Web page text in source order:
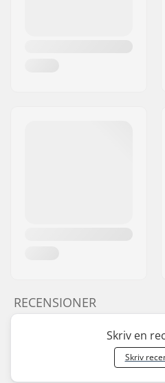
RECENSIONER
Skriv en
Skriv